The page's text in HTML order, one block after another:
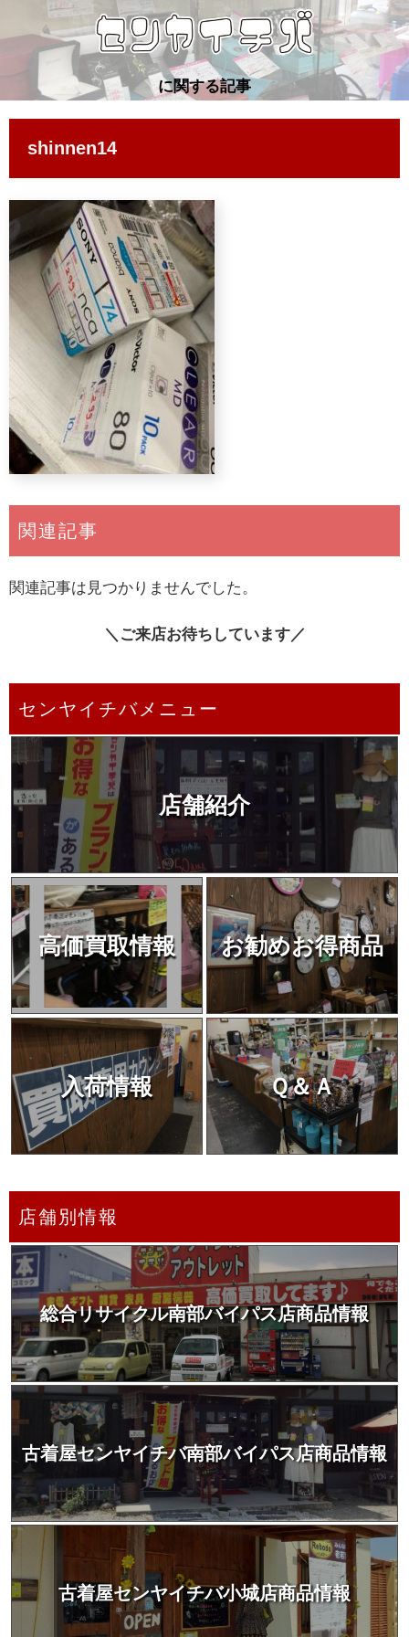
に関する記事
shinnen14
関連記事
関連記事は見つかりませんでした。
＼ご来店お待ちしています／
センヤイチバメニュー
店舗紹介
高価買取情報 お勧めお得商品
入荷情報 Ｑ＆Ａ
店舗別情報
総合リサイクル南部バイパス店商品情報
古着屋センヤイチバ南部バイパス店商品情報
古着屋センヤイチバ小城店商品情報